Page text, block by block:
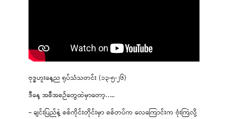
ဗုဒ္ဓဟူးနေ့ည ရုပ်သံသတင်း (၁၃-၅-၂၆)
ဒီနေ့ အစီအစဉ်တွေထဲမှာတော့…..
– ချင်းပြည်နဲ့ စစ်ကိုင်းတိုင်းမှာ စစ်တပ်က လေကြောင်းက ဗုံးကြဲလို့